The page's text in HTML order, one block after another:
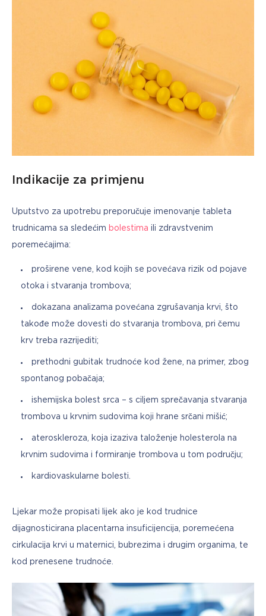
Indikacije za primjenu
Uputstvo za upotrebu preporučuje imenovanje tableta
trudnicama sa sledećim bolestima ili zdravstvenim
poremećajima:
proširene vene, kod kojih se povećava rizik od pojave
otoka i stvaranja trombova;
dokazana analizama povećana zgrušavanja krvi, što
takođe može dovesti do stvaranja trombova, pri čemu
krv treba razrijediti;
prethodni gubitak trudnoće kod žene, na primer, zbog
spontanog pobačaja;
ishemijska bolest srca – s ciljem sprečavanja stvaranja
trombova u krvnim sudovima koji hrane srčani mišić;
ateroskleroza, koja izaziva taloženje holesterola na
krvnim sudovima i formiranje trombova u tom području;
kardiovaskularne bolesti.
Ljekar može propisati lijek ako je kod trudnice
dijagnosticirana placentarna insuficijencija, poremećena
cirkulacija krvi u maternici, bubrezima i drugim organima, te
kod prenesene trudnoće.